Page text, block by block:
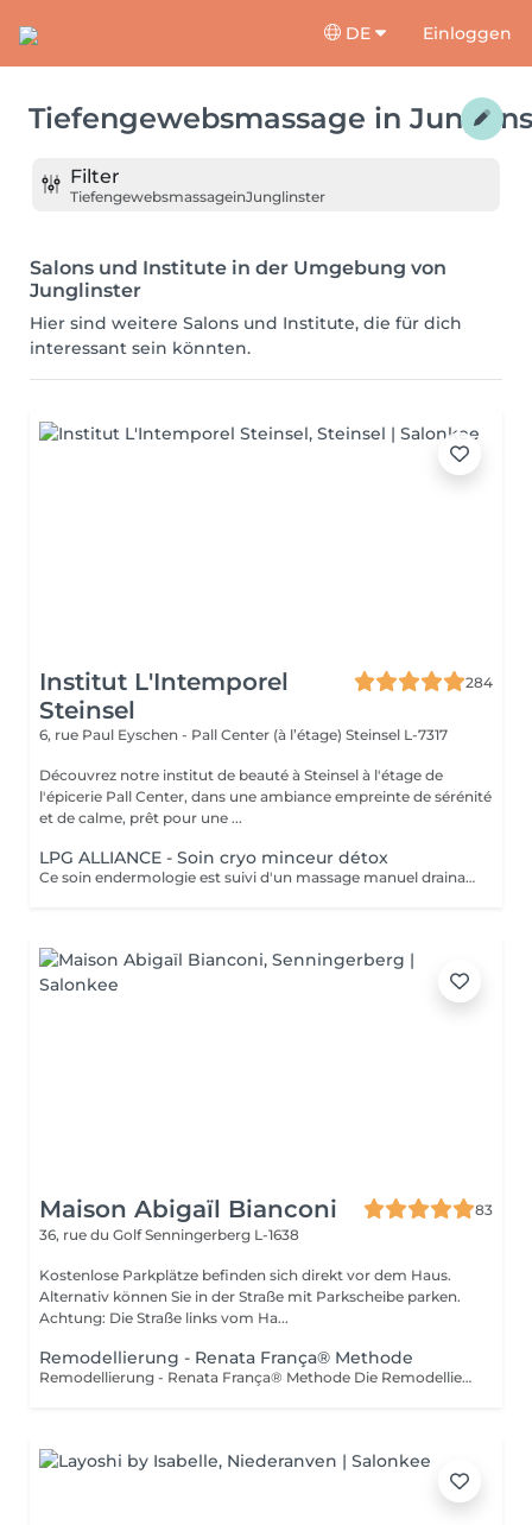
DE Einloggen
Tiefengewebsmassage in
Filter
TiefengewebsmassageinJunglinster
Salons und Institute in der Umgebung von
Junglinster
Hier sind weitere Salons und Institute, die für dich
interessant sein könnten.
Institut L'Intemporel
Steinsel
284
6, rue Paul Eyschen - Pall Center (à l’étage) Steinsel L-7317
Découvrez notre institut de beauté à Steinsel à l'étage de
l'épicerie Pall Center, dans une ambiance empreinte de sérénité
et de calme, prêt pour une ...
LPG ALLIANCE - Soin cryo minceur détox
Ce soin endermologie est suivi d'un massage manuel drainant au baume de modelage cryo. Il réactive les fonctions d'élimination de l'organisme, active les échanges circulatoires, élimine et draine les toxines et stimule la circulation lymphatique. - Actifs décongestionnants, drainants et tonifiants - Amélioration de la circulation sanguine et réduction de l'inflammation, adieu les jambes lourdes, gonflées et douloureuses - Convient également au femmes enceintes et allaitantes
Maison Abigaïl Bianconi
83
36, rue du GolfSenningerberg L-1638
Kostenlose Parkplätze befinden sich direkt vor dem Haus.
Alternativ können Sie in der Straße mit Parkscheibe parken.
Achtung: Die Straße links vom Ha...
Remodellierung - Renata França® Methode
Remodellierung - Renata França® Methode Die Remodellierung nach der Renata França Methode ist eine fachkundige Körperbehandlung, die sich durch feste, schnelle und präzise Grifftechniken auszeichnet und am gesamten Körper angewendet wird, um die Silhouette tiefgehend neu zu formen. Diese Methode wirkt direkt auf das Gewebe und die Fettzellen (Adipozyten), ermöglicht eine Neupositionierung der Volumen, harmonisiert die natürlichen Körperkonturen und verbessert die Hautfestigkeit. Im Gegensatz zu einer reinen Fettreduktion zielt die Renata França Remodellierung darauf ab, die Silhouette auf kohärente und ästhetische Weise neu auszubalancieren und zu strukturieren. Die angewendeten Techniken kombinieren Knet-, Zupf- und Gleitbewegungen, fördern die Blut- und Lymphzirkulation, mobilisieren lokalisierte Fettansammlungen und verbessern die Hautqualität. Die Körperkonturen wirken definierter, die Haut glatter und die Silhouette sichtbar verfeinert. Für optimale Ergebnisse wird dringend empfohlen, mindestens eine lymphatische Drainage nach der Renata França Methode vor Beginn der Remodellierung durchzuführen. Die Drainage hilft, das Gewebe zu entstauen, die Lymphzirkulation zu aktivieren und den Körper optimal auf eine effektivere und nachhaltigere Remodellierung vorzubereiten. Diese Behandlung richtet sich an Personen, die ihre Silhouette auf natürliche, nicht-invasive und körperrespektierende Weise formen möchten und dabei von einer fachkundigen Betreuung profitieren wollen.